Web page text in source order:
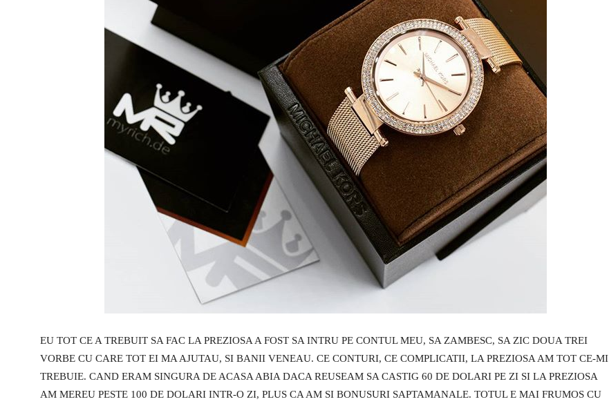
EU TOT CE A TREBUIT SA FAC LA PREZIOSA A FOST SA INTRU PE CONTUL MEU, SA ZAMBESC, SA ZIC DOUA TREI
VORBE CU CARE TOT EI MA AJUTAU, SI BANII VENEAU. CE CONTURI, CE COMPLICATII, LA PREZIOSA AM TOT CE-MI
TREBUIE. CAND ERAM SINGURA DE ACASA ABIA DACA REUSEAM SA CASTIG 60 DE DOLARI PE ZI SI LA PREZIOSA
AM MEREU PESTE 100 DE DOLARI INTR-O ZI, PLUS CA AM SI BONUSURI SAPTAMANALE. TOTUL E MAI FRUMOS CU